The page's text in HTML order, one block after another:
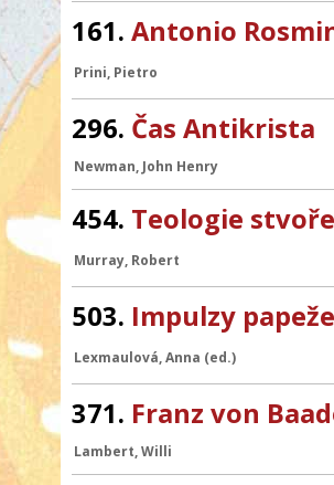
161. Antonio
Prini, Pietro
296. Čas Antikrista
Newman, John Henry
454. Teologie
Murray, Robert
503. Impulzy
Lexmaulová, Anna (ed.)
371. Franz von
Lambert, Willi